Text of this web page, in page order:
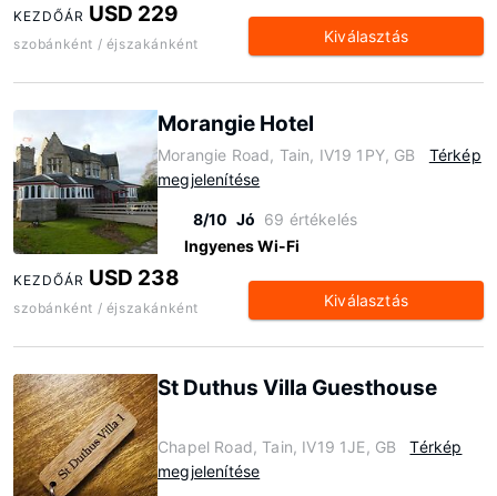
KEZDŐÁR USD 229
szobánként / éjszakánként Kiválasztás
Morangie Hotel
Morangie Road, Tain, IV19 1PY, GB
Térkép
megjelenítése
8/10 Jó 69 értékelés
Ingyenes Wi-Fi
KEZDŐÁR USD 238
szobánként / éjszakánként Kiválasztás
St Duthus Villa Guesthouse
Chapel Road, Tain, IV19 1JE, GB
Térkép
megjelenítése